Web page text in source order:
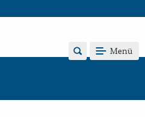
Menü